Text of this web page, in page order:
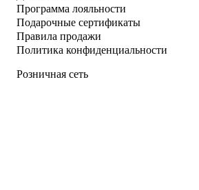
Программа лояльности
Подарочные сертификаты
Правила продажи
Политика конфиденциальности
Розничная сеть